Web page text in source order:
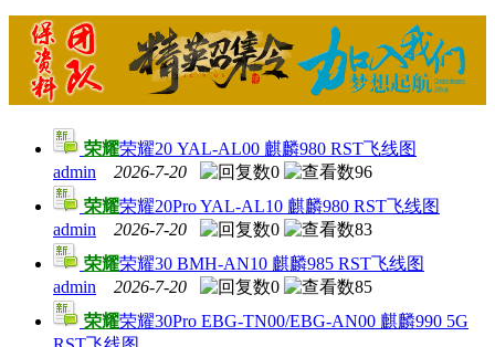
荣耀荣耀20 YAL-AL00 麒麟980 RST飞线图
admin
2026-7-20 0
96
荣耀荣耀20Pro YAL-AL10 麒麟980 RST飞线图
admin
2026-7-20 0
83
荣耀荣耀30 BMH-AN10 麒麟985 RST飞线图
admin
2026-7-20 0
85
荣耀荣耀30Pro EBG-TN00/EBG-AN00 麒麟990 5G